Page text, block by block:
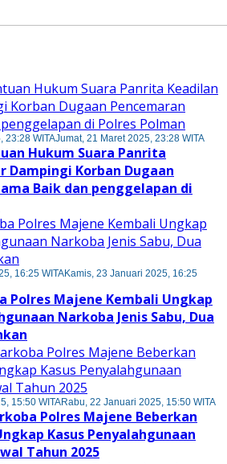
23:28 WITAJumat, 21 Maret 2025, 23:28 WITA
Hukum Suara Panrita
Dampingi Korban Dugaan
Baik dan penggelapan di
16:25 WITAKamis, 23 Januari 2025, 16:25
Polres Majene Kembali Ungkap
Narkoba Jenis Sabu, Dua
15:50 WITARabu, 22 Januari 2025, 15:50 WITA
Polres Majene Beberkan
Kasus Penyalahgunaan
Tahun 2025